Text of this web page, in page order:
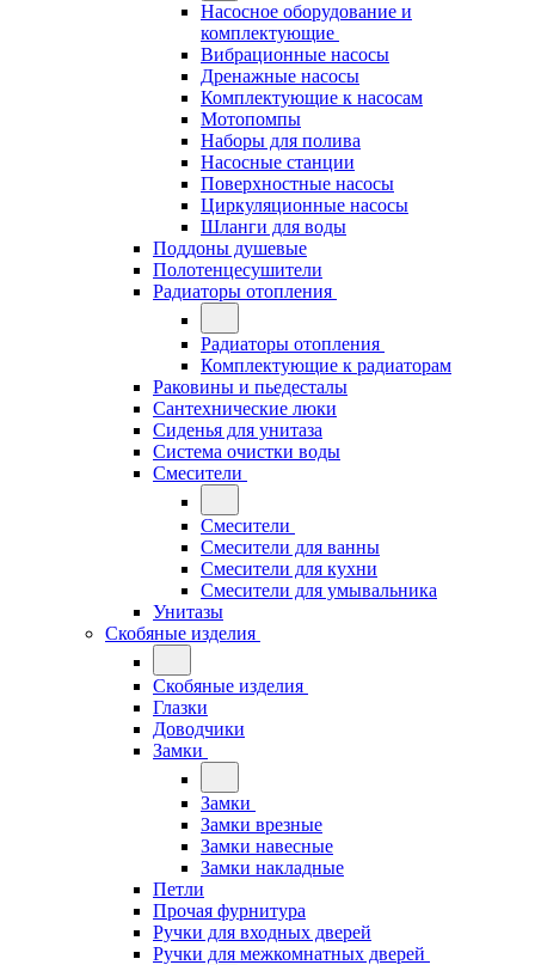
Насосное оборудование и
комплектующие
Вибрационные насосы
Дренажные насосы
Комплектующие к насосам
Мотопомпы
Наборы для полива
Насосные станции
Поверхностные насосы
Циркуляционные насосы
Шланги для воды
Поддоны душевые
Полотенцесушители
Радиаторы отопления
Радиаторы отопления
Комплектующие к радиаторам
Раковины и пьедесталы
Сантехнические люки
Сиденья для унитаза
Система очистки воды
Смесители
Смесители
Смесители для ванны
Смесители для кухни
Смесители для умывальника
Унитазы
Скобяные изделия
Скобяные изделия
Глазки
Доводчики
Замки
Замки
Замки врезные
Замки навесные
Замки накладные
Петли
Прочая фурнитура
Ручки для входных дверей
Ручки для межкомнатных дверей